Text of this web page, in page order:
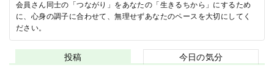
会員さん同士の「つながり」をあなたの「生きるちから」にするため
に、心身の調子に合わせて、無理せずあなたのペースを大切にしてく
ださい。
投稿 今日の気分